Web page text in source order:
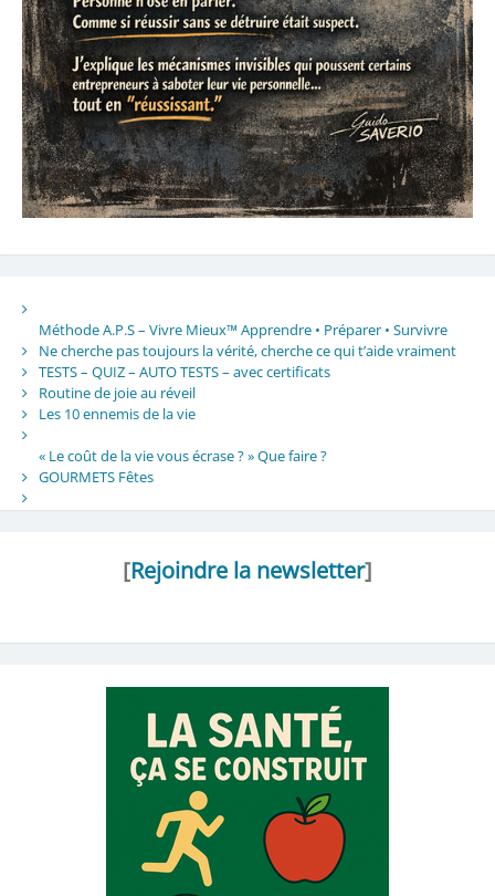
Méthode A.P.S – Vivre Mieux™ Apprendre • Préparer • Survivre
Ne cherche pas toujours la vérité, cherche ce qui t’aide vraiment
TESTS – QUIZ – AUTO TESTS – avec certificats
Routine de joie au réveil
Les 10 ennemis de la vie
« Le coût de la vie vous écrase ? » Que faire ?
GOURMETS Fêtes
[Rejoindre la newsletter]